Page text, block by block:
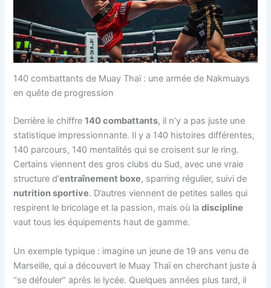
140 combattants de Muay Thaï : une armée de Nakmuays
en quête de progression
Derrière le chiffre140 combattants, il n’y a pas juste une
statistique impressionnante. Il y a 140 histoires différentes,
140 parcours, 140 mentalités qui se croisent sur le ring.
Certains viennent des gros clubs du Sud, avec une vraie
structure d’entraînement boxe, sparring régulier, suivi de
nutrition sportive. D’autres viennent de petites salles qui
respirent le bricolage et la passion, mais où ladiscipline
vaut tous les équipements haut de gamme.
Un exemple typique : imagine un jeune de 19 ans venu de
Marseille, qui a découvert le Muay Thaï en cherchant juste à
“se défouler” après le lycée. Quelques années plus tard, il